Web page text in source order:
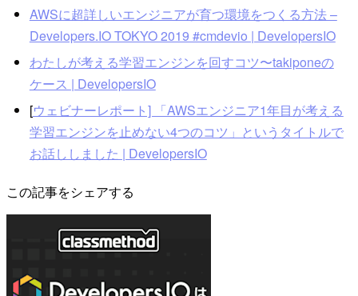
AWSに超詳しいエンジニアが育つ環境をつくる方法 –
Developers.IO TOKYO 2019 #cmdevio | DevelopersIO
わたしが考える学習エンジンを回すコツ〜takiponeの
ケース | DevelopersIO
[ウェビナーレポート] 「AWSエンジニア1年目が考える
学習エンジンを止めない4つのコツ」というタイトルで
お話ししました | DevelopersIO
この記事をシェアする